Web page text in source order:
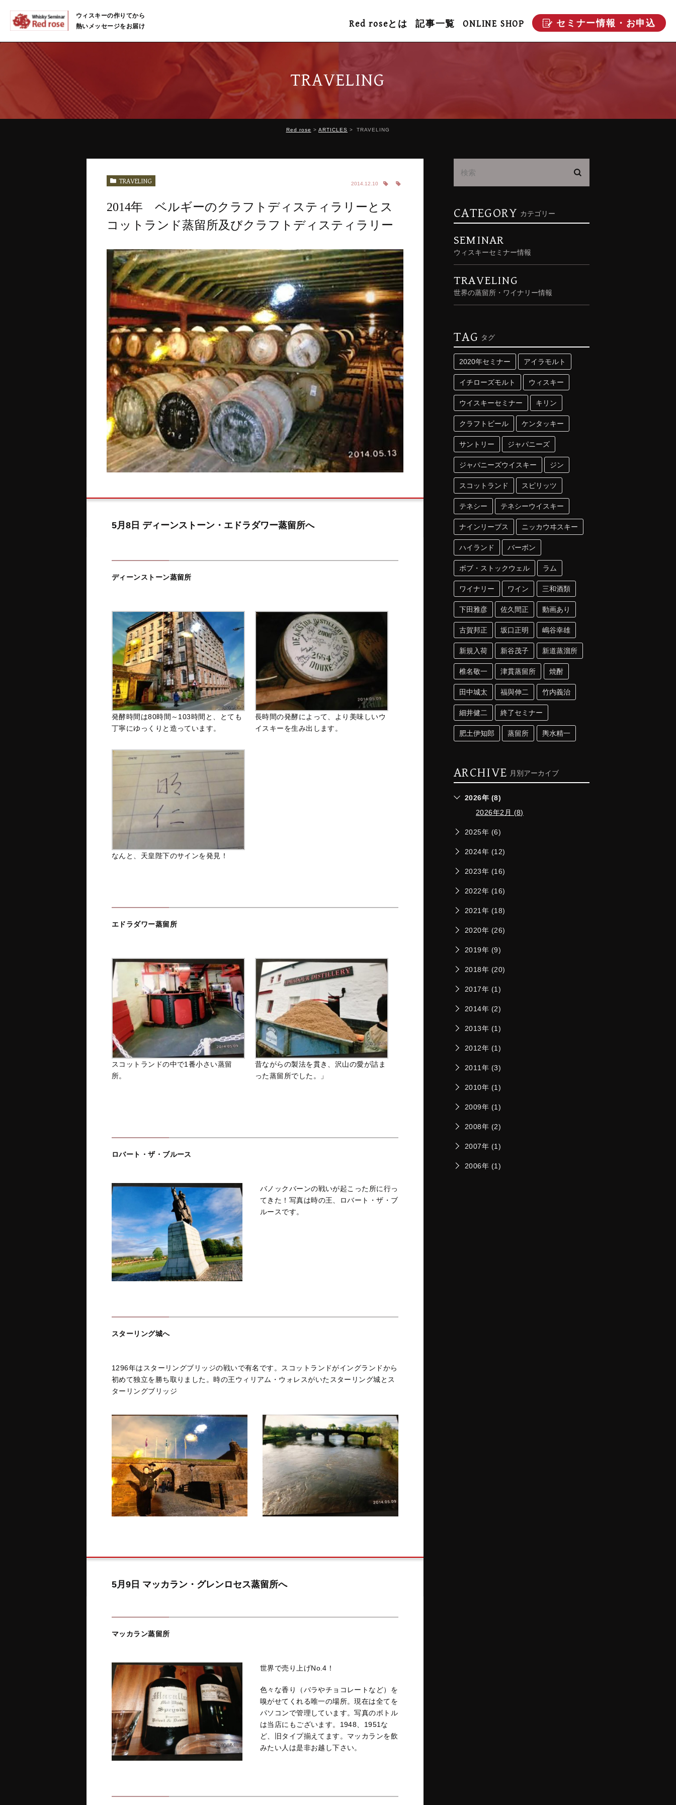
ウィスキーの作りてから
熱いメッセージをお届け
Red roseとは 記事一覧 ONLINE SHOP セミナー情報・お申込
TRAVELING
Red rose ARTICLES TRAVELING
TRAVELING 2014.12.10
2014年 ベルギーのクラフトディスティラリーとス
コットランド蒸留所及びクラフトディスティラリー
5月8日 ディーンストーン・エドラダワー蒸留所へ
ディーンストーン蒸留所
発酵時間は80時間～103時間と、とても
丁寧にゆっくりと造っています。
長時間の発酵によって、より美味しいウ
イスキーを生み出します。
なんと、天皇陛下のサインを発見！
エドラダワー蒸留所
スコットランドの中で1番小さい蒸留
所。
昔ながらの製法を貫き、沢山の愛が詰ま
った蒸留所でした。」
ロバート・ザ・ブルース
バノックバーンの戦いが起こった所に行っ
てきた！写真は時の王、ロバート・ザ・ブ
ルースです。
スターリング城へ
1296年はスターリングブリッジの戦いで有名です。スコットランドがイングランドから
初めて独立を勝ち取りました。時の王ウィリアム・ウォレスがいたスターリング城とス
ターリングブリッジ
5月9日 マッカラン・グレンロセス蒸留所へ
マッカラン蒸留所
世界で売り上げNo.4！
色々な香り（バラやチョコレートなど）を
嗅がせてくれる唯一の場所。現在は全てを
パソコンで管理しています。写真のボトル
は当店にもございます。1948、1951な
ど、旧タイプ揃えてます。マッカランを飲
みたい人は是非お越し下さい。
CATEGORY カテゴリー
SEMINAR
ウィスキーセミナー情報
TRAVELING
世界の蒸留所・ワイナリー情報
TAG タグ
2020年セミナー アイラモルト
イチローズモルト ウィスキー
ウイスキーセミナー キリン
クラフトビール ケンタッキー
サントリー ジャパニーズ
ジャパニーズウイスキー ジン
スコットランド スピリッツ
テネシー テネシーウイスキー
ナインリーブス ニッカウヰスキー
ハイランド バーボン
ボブ・ストックウェル ラム
ワイナリー ワイン 三和酒類
下田雅彦 佐久間正 動画あり
古賀邦正 坂口正明 嶋谷幸雄
新規入荷 新谷茂子 新道蒸溜所
椎名敬一 津貫蒸留所 焼酎
田中城太 福與伸二 竹内義治
細井健二 終了セミナー
肥土伊知郎 蒸留所 輿水精一
ARCHIVE 月別アーカイブ
2026年 (8)
2026年2月 (8)
2025年 (6)
2024年 (12)
2023年 (16)
2022年 (16)
2021年 (18)
2020年 (26)
2019年 (9)
2018年 (20)
2017年 (1)
2014年 (2)
2013年 (1)
2012年 (1)
2011年 (3)
2010年 (1)
2009年 (1)
2008年 (2)
2007年 (1)
2006年 (1)